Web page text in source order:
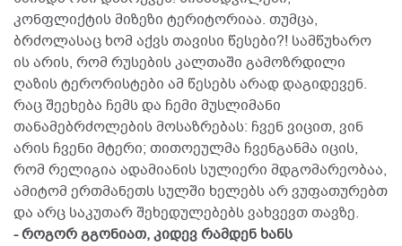
კონფლიქტის მიზეზი ტერიტორიაა. თუმცა,
ბრძოლასაც ხომ აქვს თავისი წესები?! სამწუხარო
ის არის, რომ რუსების კალთაში გამოზრდილი
ღაზის ტერორისტები ამ წესებს არად დაგიდევენ.
რაც შეეხება ჩემს და ჩემი მუსლიმანი
თანამებრძოლების მოსაზრებას: ჩვენ ვიცით, ვინ
არის ჩვენი მტერი; თითოეულმა ჩვენგანმა იცის,
რომ რელიგია ადამიანის სულიერი მდგომარეობაა,
ამიტომ ერთმანეთს სულში ხელებს არ ვუფათურებთ
და არც საკუთარ შეხედულებებს ვახვევთ თავზე.
- როგორ გგონიათ, კიდევ რამდენ ხანს